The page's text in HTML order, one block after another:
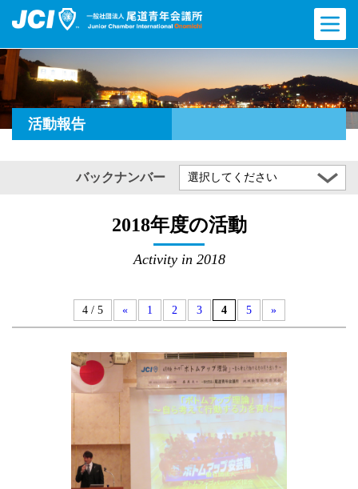
活動報告
バックナンバー 選択してください
2018年度の活動
Activity in 2018
4 / 5 « 1 2 3 4 5 »